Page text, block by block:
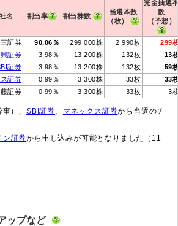
名 割当率 割当株数
当選本数
（枚）
完全抽選
数
（予想）
証券 90.06％ 299,000株 2,990枚 299
証券 3.98％ 13,200株 132枚
13
証券
3.98％ 13,200株 132枚
59
証券
0.99％ 3,300株 33枚
33
証券
0.99％ 3,300株 33枚 3
事）、SBI証券、 マネックス証券から当選のチ
ン証券から申し込みが可能となりました（11
ップなど